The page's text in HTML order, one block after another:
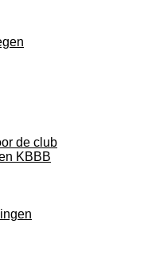
de club
KBBB